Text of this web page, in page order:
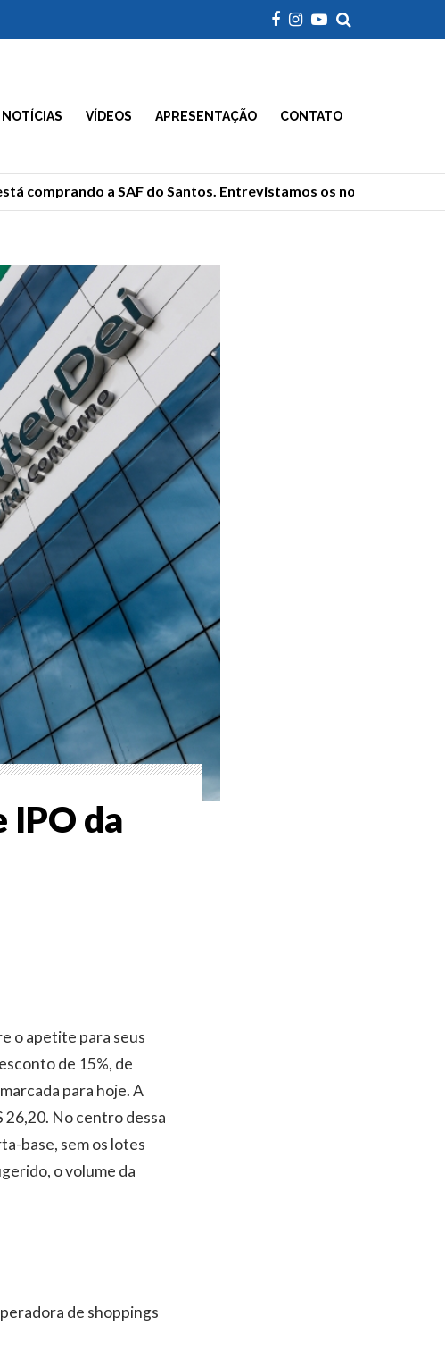
NOTÍCIAS VÍDEOS APRESENTAÇÃO CONTATO
comprando a SAF do Santos. Entrevistamos os novos donos
IPO da
o apetite para seus
de 15%, de
para hoje. A
26,20. No centro dessa
base, sem os lotes
o volume da
de shoppings